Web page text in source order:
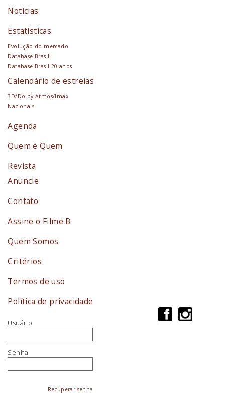
Notícias
Estatísticas
Evolução do mercado
Database Brasil
Database Brasil 20 anos
Calendário de estreias
3D/Dolby Atmos/Imax
Nacionais
Agenda
Quem é Quem
Revista
Anuncie
Contato
Assine o Filme B
Quem Somos
Critérios
Termos de uso
Política de privacidade
Usuário
Senha
Recuperar senha